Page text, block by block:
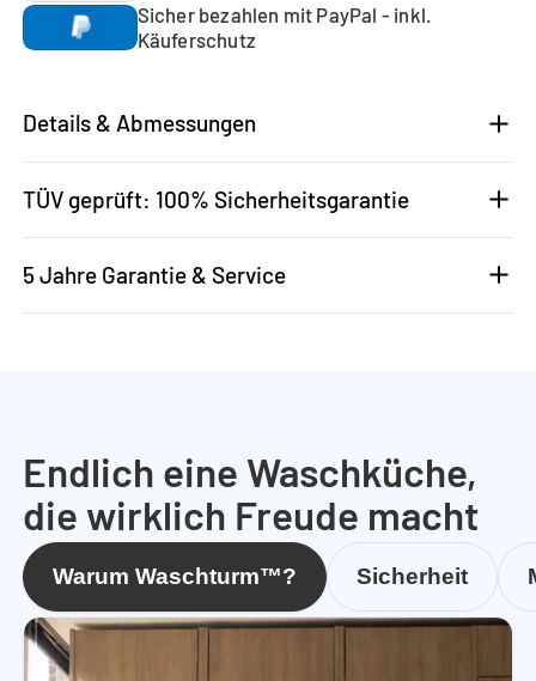
Sicher bezahlen mit PayPal - inkl.
Käuferschutz
Details & Abmessungen
TÜV geprüft: 100% Sicherheitsgarantie
5 Jahre Garantie & Service
Endlich eine Waschküche,
die wirklich Freude macht
Warum Waschturm™? Sicherheit